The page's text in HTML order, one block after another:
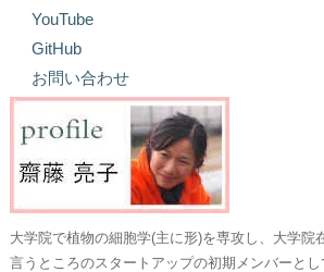
YouTube
GitHub
お問い合わせ
大学院で植物の細胞学(主に形)を専攻し、大学院
言うところのスタートアップの初期メンバーと